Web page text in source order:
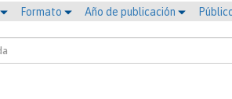
Formato Año de publicación